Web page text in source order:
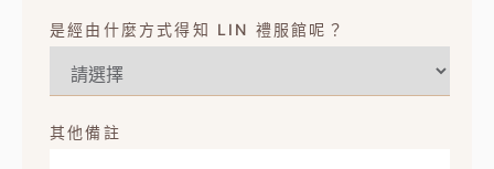
是經由什麼方式得知 LIN 禮服館呢？
其他備註